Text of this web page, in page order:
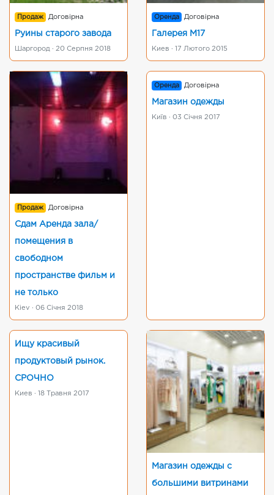
Продаж Договірна
Руины старого завода
Шаргород · 20 Серпня 2018
Оренда Договірна
Галерея М17
Киев · 17 Лютого 2015
Продаж Договірна
Сдам Аренда зала/
помещения в
свободном
пространстве фильм и
не только
Kiev · 06 Січня 2018
Оренда Договірна
Магазин одежды
Київ · 03 Січня 2017
Ищу красивый
продуктовый рынок.
СРОЧНО
Киев · 18 Травня 2017
Магазин одежды с
большими витринами